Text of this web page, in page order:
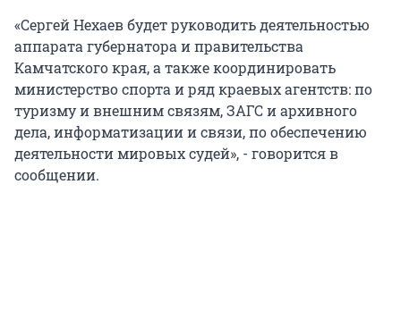
«Сергей Нехаев будет руководить деятельностью
аппарата губернатора и правительства
Камчатского края, а также координировать
министерство спорта и ряд краевых агентств: по
туризму и внешним связям, ЗАГС и архивного
дела, информатизации и связи, по обеспечению
деятельности мировых судей», - говорится в
сообщении.